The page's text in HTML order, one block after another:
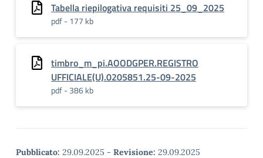
Tabella riepilogativa requisiti 25_09_2025
pdf - 177 kb
timbro_m_pi.AOODGPER.REGISTRO
UFFICIALE(U).0205851.25-09-2025
pdf - 386 kb
Pubblicato: 29.09.2025 - Revisione: 29.09.2025